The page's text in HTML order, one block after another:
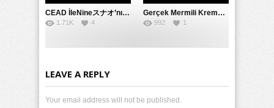
CEAD İleNineスナオ’nın Çılgın ve Seksüel Dünyası: Büyük Kalçalar ve Çılgın İlişkiler
1.71K 4
Gerçek Mermili Kremalı Pasta Büyük Dağıtımı, Ben Herkesin Özel Placesine Hizmet Eden En Üst Düzey Erotik Ürünler Günün Fırsatı
992 1
LEAVE A REPLY
Your email address will not be published.